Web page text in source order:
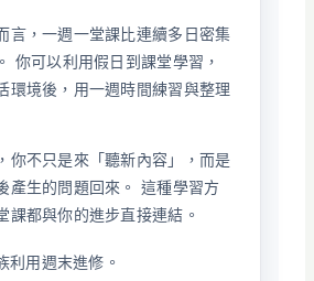
言，一週一堂課比連續多日密集
你可以利用假日到課堂學習，
環境後，用一週時間練習與整理
你不只是來「聽新內容」，而是
產生的問題回來。 這種學習方
課都與你的進步直接連結。
利用週末進修。